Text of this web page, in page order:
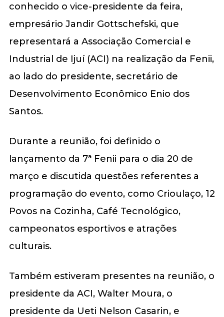
conhecido o vice-presidente da feira,
empresário Jandir Gottschefski, que
representará a Associação Comercial e
Industrial de Ijuí (ACI) na realização da Fenii,
ao lado do presidente, secretário de
Desenvolvimento Econômico Enio dos
Santos.
Durante a reunião, foi definido o
lançamento da 7ª Fenii para o dia 20 de
março e discutida questões referentes a
programação do evento, como Crioulaço, 12
Povos na Cozinha, Café Tecnológico,
campeonatos esportivos e atrações
culturais.
Também estiveram presentes na reunião, o
presidente da ACI, Walter Moura, o
presidente da Ueti Nelson Casarin, e